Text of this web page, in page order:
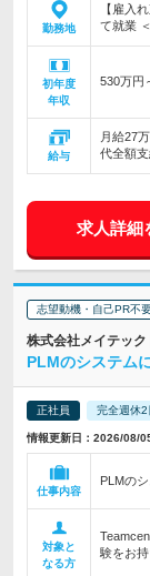
勤務地
【雇入
て就業
初年度
年収
530万円
給与
月給27
代全額
求人詳細
志望動機・自己PR不
株式会社メイテッ
PLMのシステム
正社員 完全週休2
情報更新日：2026/08/
仕事内容
PLMの
対象と
なる方
験をお